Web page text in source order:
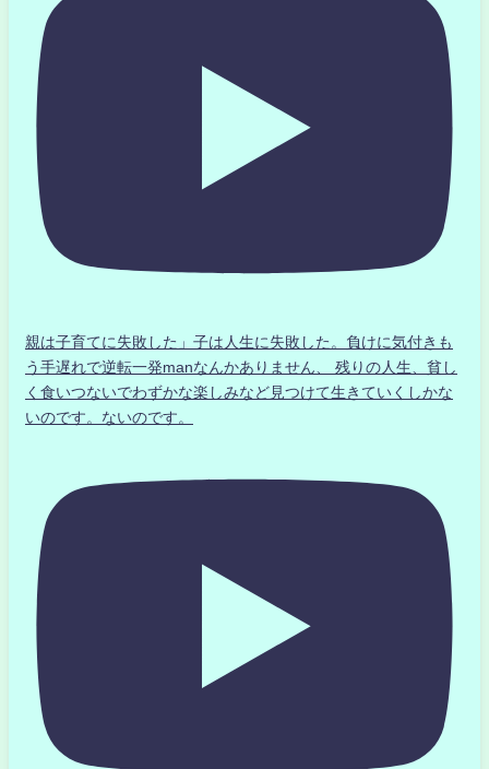
親は子育てに失敗した」子は人生に失敗した。負けに気付きも
う手遅れで逆転一発manなんかありません、 残りの人生、貧し
く食いつないでわずかな楽しみなど見つけて生きていくしかな
いのです。ないのです。